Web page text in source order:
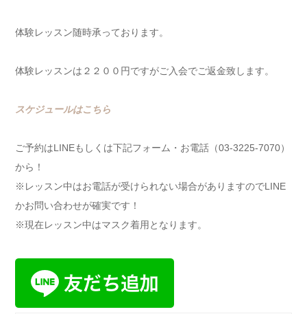
体験レッスン随時承っております。
体験レッスンは２２００円ですがご入会でご返金致します。
スケジュールはこちら
ご予約はLINEもしくは下記フォーム・お電話（03-3225-7070）
から！
※レッスン中はお電話が受けられない場合がありますのでLINE
かお問い合わせが確実です！
※現在レッスン中はマスク着用となります。